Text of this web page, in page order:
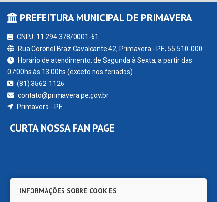
PREFEITURA MUNICIPAL DE PRIMAVERA
CNPJ: 11.294.378/0001-61
Rua Coronel Braz Cavalcante 42, Primavera - PE, 55.510-000
Horário de atendimento: de Segunda à Sexta, a partir das
07:00hs às 13:00hs (exceto nos feriados)
(81) 3562-1126
contato@primavera.pe.gov.br
Primavera - PE
CURTA NOSSA FAN PAGE
INFORMAÇÕES SOBRE COOKIES